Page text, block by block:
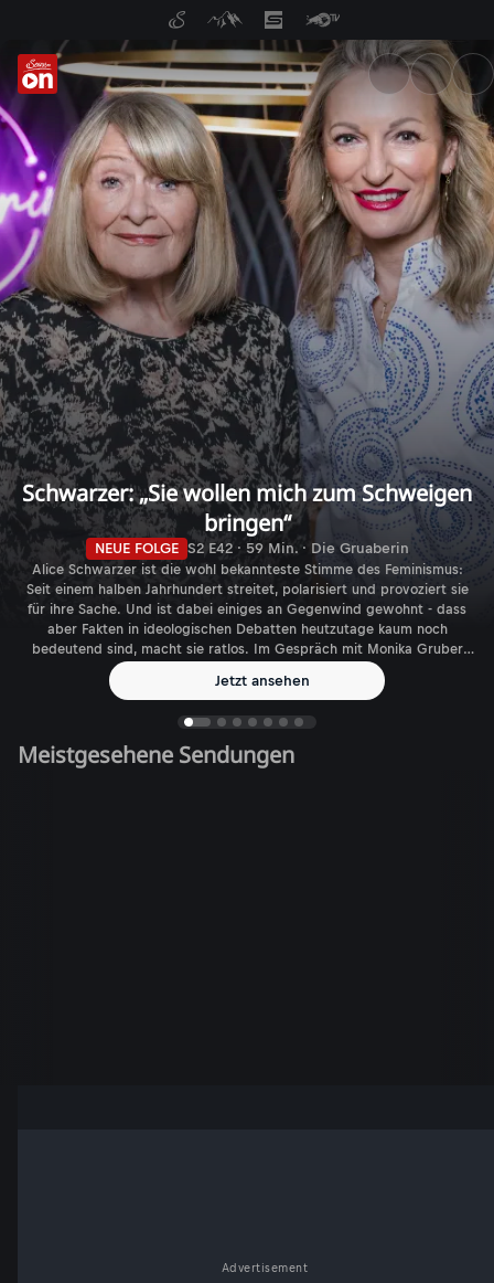
ServusTV On: Livestreams,
Schwarzer: „Sie wollen mich zum Schweigen
bringen“
NEUE FOLGE S2 E42 · 59 Min. · Die Gruaberin
Alice Schwarzer ist die wohl bekannteste Stimme des Feminismus:
Seit einem halben Jahrhundert streitet, polarisiert und provoziert sie
für ihre Sache. Und ist dabei einiges an Gegenwind gewohnt - dass
aber Fakten in ideologischen Debatten heutzutage kaum noch
bedeutend sind, macht sie ratlos. Im Gespräch mit Monika Gruber
spricht die Journalistin, Autorin und Verlegerin über den aktuellen
Feminismus - und die gefühlt immer größer werdende Zahl
Jetzt ansehen
Meistgesehene Sendungen
Advertisement